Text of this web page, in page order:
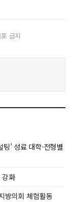
금지
’ 성료 대학·전형별
강화
방의회 체험활동